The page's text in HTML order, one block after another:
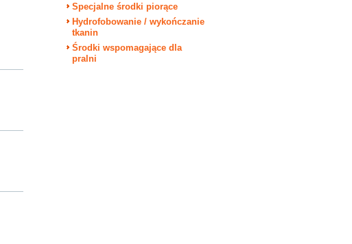
Specjalne środki piorące
Hydrofobowanie / wykończanie
tkanin
Środki wspomagające dla
pralni